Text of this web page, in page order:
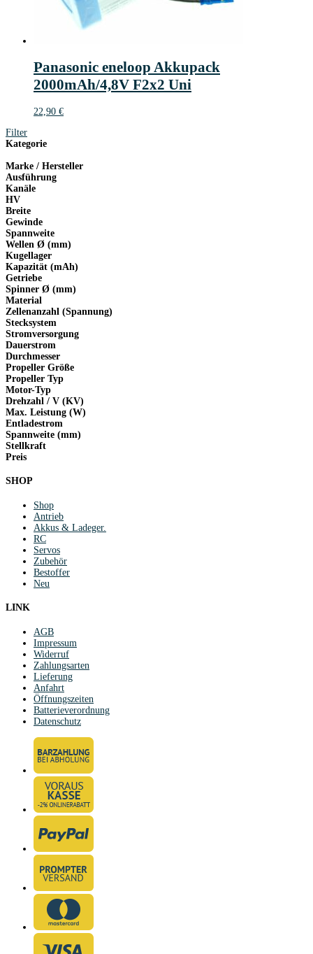
Panasonic eneloop Akkupack
2000mAh/4,8V F2x2 Uni
22,90 €
Filter
Kategorie
Marke / Hersteller
Ausführung
Kanäle
HV
Breite
Gewinde
Spannweite
Wellen Ø (mm)
Kugellager
Kapazität (mAh)
Getriebe
Spinner Ø (mm)
Material
Zellenanzahl (Spannung)
Stecksystem
Stromversorgung
Dauerstrom
Durchmesser
Propeller Größe
Propeller Typ
Motor-Typ
Drehzahl / V (KV)
Max. Leistung (W)
Entladestrom
Spannweite (mm)
Stellkraft
Preis
SHOP
Shop
Antrieb
Akkus & Ladeger.
RC
Servos
Zubehör
Bestoffer
Neu
LINK
AGB
Impressum
Widerruf
Zahlungsarten
Lieferung
Anfahrt
Öffnungszeiten
Batterieverordnung
Datenschutz